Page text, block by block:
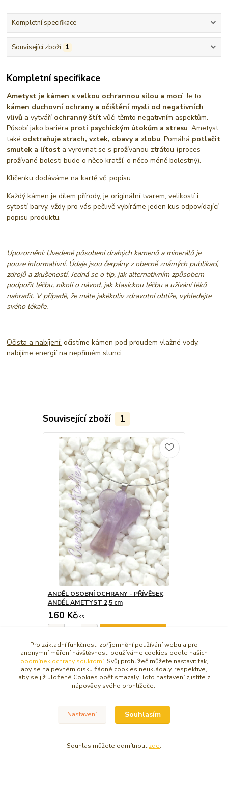
Kompletní specifikace
Související zboží 1
Kompletní specifikace
Ametyst je kámen s velkou ochrannou silou a mocí. Je to
kámen duchovní ochrany a očištění mysli od negativních
vlivů a vytváří ochranný štít vůči těmto negativním aspektům.
Působí jako bariéra proti psychickým útokům a stresu. Ametyst
také odstraňuje strach, vztek, obavy a zlobu. Pomáhá potlačit
smutek a lítost a vyrovnat se s prožívanou ztrátou (proces
prožívané bolesti bude o něco kratší, o něco méně bolestný).
Klíčenku dodáváme na kartě vč. popisu
Každý kámen je dílem přírody, je originální tvarem, velikostí i
sytostí barvy, vždy pro vás pečlivě vybíráme jeden kus odpovídající
popisu produktu.
Upozornění: Uvedené působení drahých kamenů a minerálůje
pouze informativní. Údaje jsou čerpány z obecně známých publikací,
zdrojů a zkušeností. Jedná se o tip, jak alternativním způsobem
podpořit léčbu, nikoli o návod, jak klasickou léčbu a užívání léků
nahradit. V případě, že máte jakékoliv zdravotní obtíže, vyhledejte
svého lékaře.
Očista a nabíjení: očistíme kámen pod proudem vlažné vody,
nabíjíme energií na nepřímém slunci.
Související zboží 1
ANDĚL OSOBNÍ OCHRANY - PŘÍVĚSEK
ANDĚL AMETYST 2,5 cm
160 Kč/ks
Zboží zařazeno v kategoriích
KLÍČENKY, ZRCÁTKA, MAGNETY
Pro základní funkčnost, zpříjemnění používání webu a pro
anonymní měření návštěvnosti používáme cookies podle našich
podmínek ochrany soukromí. Svůj prohlížeč můžete nastavit tak,
aby se na pevném disku žádné cookies neukládaly, respektive,
aby se již uložené Cookies opět smazaly. Toto nastavení zjistíte z
nápovědy svého prohlížeče.
Nastavení Souhlasím
Souhlas můžete odmítnout zde.